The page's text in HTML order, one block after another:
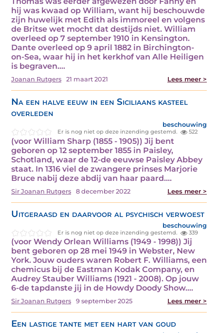
hij was kwaad op William, want hij beschouwde
zijn huwelijk met Edith als immoreel en volgens
de Britse wet mocht dat destijds niet. William
overleed op 7 september 1910 in Kensington.
Dante overleed op 9 april 1882 in Birchington-
on-Sea, waar hij in het kerkhof van Alle Heiligen
is begraven.…
Joanan Rutgers 21 maart 2021 Lees meer >
Na een halve eeuw in een Siciliaans kasteel
overleden
beschouwing
Er is nog niet op deze inzending gestemd. 522
(voor William Sharp (1855 - 1905)) Jij bent
geboren op 12 september 1855 in Paisley,
Schotland, waar de 12-de eeuwse Paisley Abbey
staat. In 1316 viel de zwangere prinses Marjorie
Bruce nabij deze abdij van haar paard.…
Sir Joanan Rutgers 8 december 2022 Lees meer >
Uitgeraasd en daarvoor al psychisch verwoest
beschouwing
Er is nog niet op deze inzending gestemd. 339
(voor Wendy Orlean Williams (1949 - 1998)) Jij
bent geboren op 28 mei 1949 in Webster, New
York. Jouw ouders waren Robert F. Williams, een
chemicus bij de Eastman Kodak Company, en
Audrey Stauber Williams (1921 - 2008). Op jouw
6-de tapdanste jij in de Howdy Doody Show.…
Sir Joanan Rutgers 9 september 2025 Lees meer >
Een lastige tante met een hart van goud